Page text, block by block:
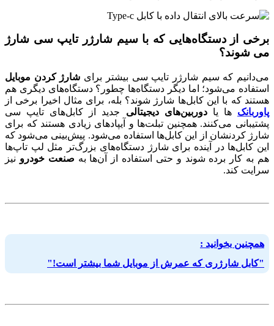
برخی از دستگاه‌هایی که با سیم شارژر تایپ سی شارژ
می شوند؟
می‌دانیم که سیم شارژر تایپ سی بیشتر برای شارژ کردن موبایل
استفاده می‌شود؛ اما دیگر دستگاه‌ها چطور؟ دستگاه‌های دیگری هم
هستند که با این کابل‌ها شارژ شوند؟ بله، برای مثال اخیرا برخی از
پاوربانک ‌ها یادوربین‌های دیجیتالی جدید از کابل‌های تایپ سی
پشتیبانی می‌کنند. همچنین تبلت‌ها و آیپادهای زیادی هستند که برای
شارژ کردنشان از این کابل‌ها استفاده می‌شود. پیش‌بینی می‌شود که
این کابل‌ها در آینده برای شارژ دستگاه‌های بزرگ‌تر مثل لپ تاپ‌ها
هم به کار برده شوند و حتی استفاده از آن‌ها به صنعت خودرو نیز
سرایت کند.
همچنین بخوانید :
"کابل شارژری که عمرش از موبایل شما بیشتر است!"